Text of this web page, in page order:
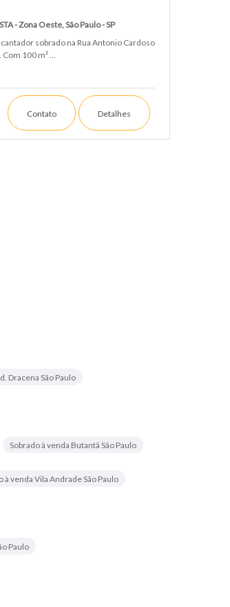
- Zona Oeste, São Paulo - SP
sobrado na Rua Antonio Cardoso
100 m² ...
Detalhes
Contato
Dracena São Paulo
Sobrado à venda Butantã São Paulo
à venda Vila Andrade São Paulo
Paulo